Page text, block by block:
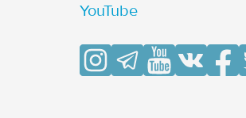
YouTube